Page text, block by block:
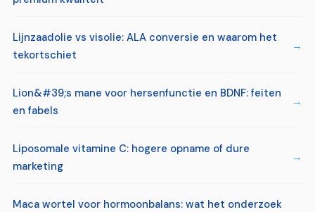
Lijnzaadolie vs visolie: ALA conversie en waarom het
tekortschiet
Lion&#39;s mane voor hersenfunctie en BDNF: feiten
en fabels
Liposomale vitamine C: hogere opname of dure
marketing
Maca wortel voor hormoonbalans: wat het onderzoek